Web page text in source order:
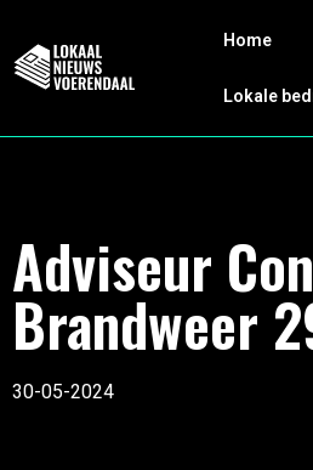
Home
Lokale
Adviseur
Brandweer
30-05-2024